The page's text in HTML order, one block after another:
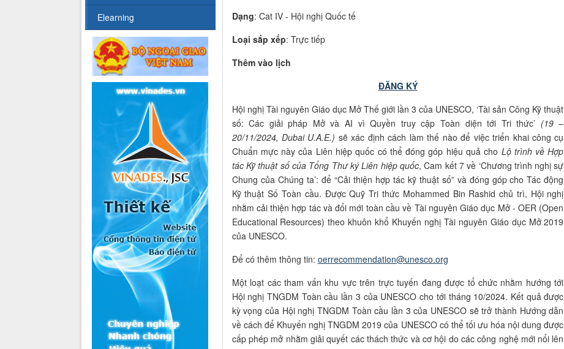
Dạng: Cat IV - Hội nghị Quốc tế
Loại sắp xếp: Trực tiếp
Thêm vào lịch
ĐĂNG KÝ
Hội nghị Tài nguyên Giáo dục Mở Thế giới lần 3 của UNESCO, ‘Tài sản Công Kỹ thuật
số: Các giải pháp Mở và AI vì Quyền truy cập Toàn diện tới Tri thức’ (19 –
20/11/2024, Dubai U.A.E.) sẽ xác định cách làm thế nào để việc triển khai công cụ
Chuẩn mực này của Liên hiệp quốc có thể đóng góp hiệu quả cho Lộ trình về Hợp
tác Kỹ thuật số của Tổng Thư ký Liên hiệp quốc, Cam kết 7 về ‘Chương trình nghị sự
Chung của Chúng ta’: để “Cải thiện hợp tác kỹ thuật số” và đóng góp cho Tác động
Kỹ thuật Số Toàn cầu. Được Quỹ Tri thức Mohammed Bin Rashid chủ trì, Hội nghị
nhằm cải thiện hợp tác và đổi mới toàn cầu về Tài nguyên Giáo dục Mở - OER (Open
Educational Resources) theo khuôn khổ Khuyến nghị Tài nguyên Giáo dục Mở 2019
của UNESCO.
Để có thêm thông tin: oerrecommendation@unesco.org
Một loạt các tham vấn khu vực trên trực tuyến đang được tổ chức nhằm hướng tới
Hội nghị TNGDM Toàn cầu lần 3 của UNESCO cho tới tháng 10/2024. Kết quả được
kỳ vọng của Hội nghị TNGDM Toàn cầu lần 3 của UNESCO sẽ trở thành Hướng dẫn
về cách để Khuyến nghị TNGDM 2019 của UNESCO có thể tối ưu hóa nội dung được
cấp phép mở nhằm giải quyết các thách thức và cơ hội do các công nghệ mới nổi lên
Elearning